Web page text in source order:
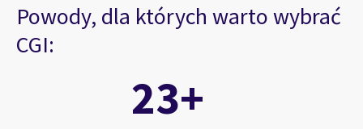
Powody, dla których warto wybrać
CGI:
23+